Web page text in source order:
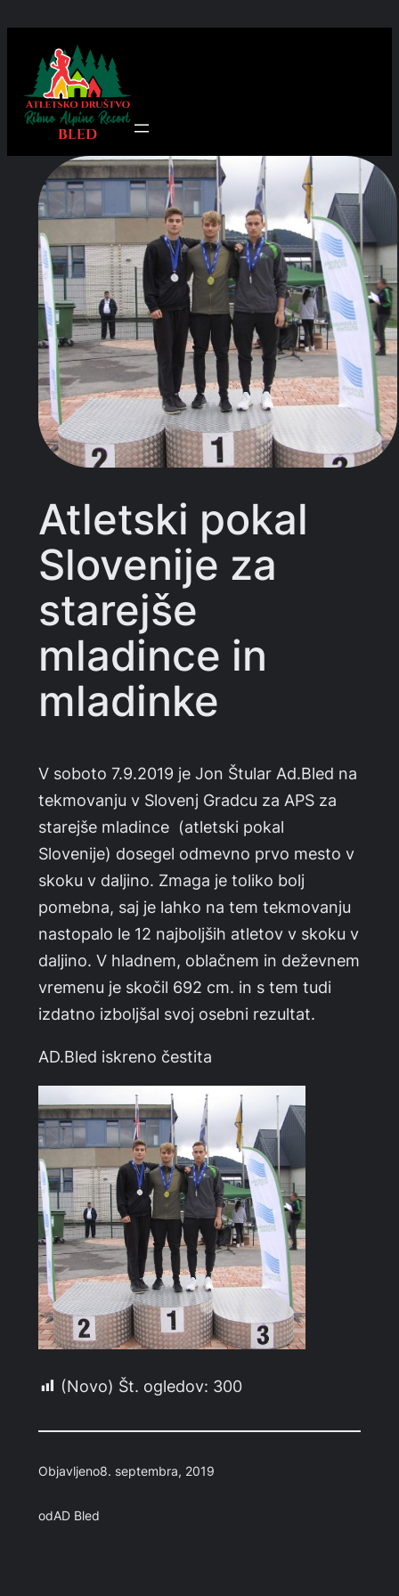
vsebino
Atletski pokal
Slovenije za
starejše
mladince in
mladinke
V soboto 7.9.2019 je Jon Štular Ad.Bled na
tekmovanju v Slovenj Gradcu za APS za
starejše mladince (atletski pokal
Slovenije) dosegel odmevno prvo mesto v
skoku v daljino. Zmaga je toliko bolj
pomebna, saj je lahko na tem tekmovanju
nastopalo le 12 najboljših atletov v skoku v
daljino. V hladnem, oblačnem in deževnem
vremenu je skočil 692 cm. in s tem tudi
izdatno izboljšal svoj osebni rezultat.
AD.Bled iskreno čestita
(Novo) Št. ogledov: 300
Objavljeno8. septembra, 2019
odAD Bled